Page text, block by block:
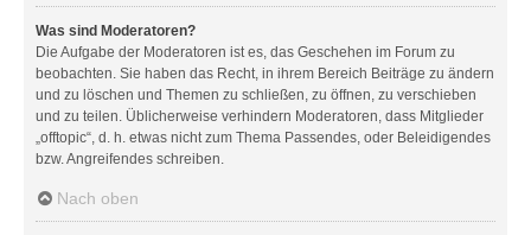
Was sind Moderatoren?
Die Aufgabe der Moderatoren ist es, das Geschehen im Forum zu
beobachten. Sie haben das Recht, in ihrem Bereich Beiträge zu ändern
und zu löschen und Themen zu schließen, zu öffnen, zu verschieben
und zu teilen. Üblicherweise verhindern Moderatoren, dass Mitglieder
„offtopic“, d. h. etwas nicht zum Thema Passendes, oder Beleidigendes
bzw. Angreifendes schreiben.
Nach oben